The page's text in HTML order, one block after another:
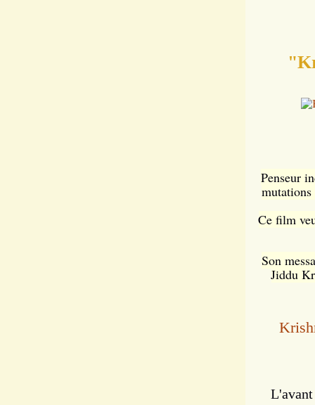
Penseur
mutations
Ce film
Son
Jiddu